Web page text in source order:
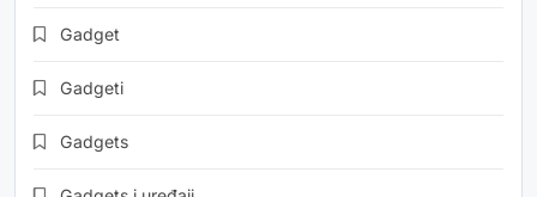
Gadget
Gadgeti
Gadgets